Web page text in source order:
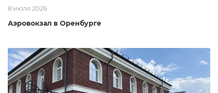
8 июля 2026
Аэровокзал в Оренбурге